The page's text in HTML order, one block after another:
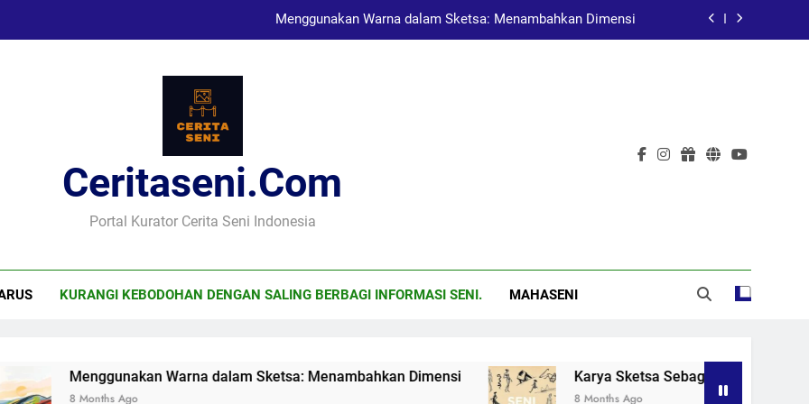
Menggunakan Warna dalam Sketsa: Menambahkan Dimensi
Seni Visual dan Implikasi Sosial: Menggugah Kesadaran Melalui Karya
Menggunakan Warna dalam Sketsa: Menambahkan Dimensi
Karya Sketsa Sebagai Alat Pembelajaran dalam Pendidikan Seni
Ceritaseni.com
Portal Kurator Cerita Seni Indonesia
KURANGI KEBODOHAN DENGAN SALING BERBAGI INFORMASI SENI. MAHASENI
Menggunakan Warna dalam Sketsa: Menambahkan Dimensi
8 Months Ago
Karya Sketsa Sebagai Alat Pembelajaran
8 Months Ago